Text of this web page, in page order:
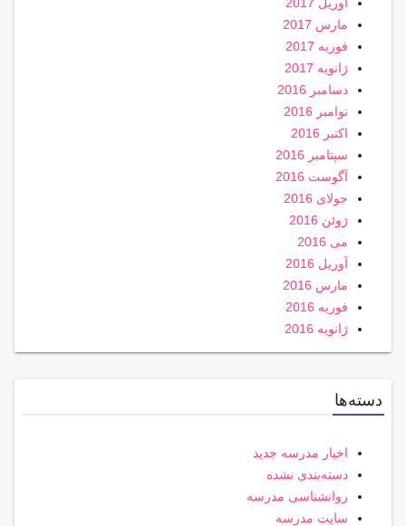
مارس 2017
فوریه 2017
ژانویه 2017
دسامبر 2016
نوامبر 2016
اکتبر 2016
سپتامبر 2016
آگوست 2016
جولای 2016
ژوئن 2016
می 2016
آوریل 2016
مارس 2016
فوریه 2016
ژانویه 2016
دسته‌ها
اخبار مدرسه جدید
دسته‌بندی نشده
روانشناسی مدرسه
سایت مدرسه